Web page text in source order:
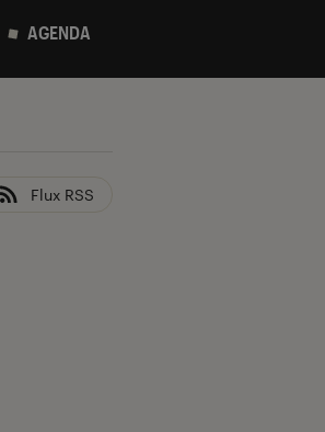
AGENDA
Flux RSS